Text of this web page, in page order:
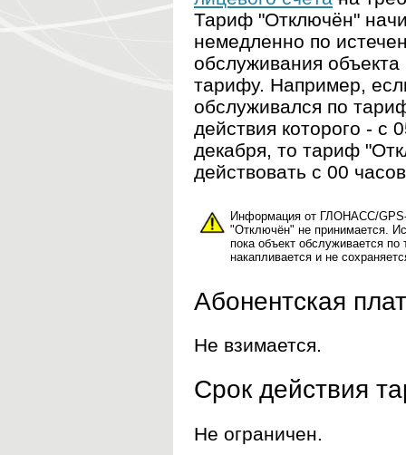
Тариф "Отключён"
немедленно по
обслуживания
тарифу. Например,
обслуживался по
действия которого - с
декабря, то тариф
действовать с 00
Информация от ГЛОНАСС/GPS-
"Отключён" не принимается.
пока объект обслуживается
накапливается и не
Абонентская
Не взимается.
Срок действия
Не ограничен.